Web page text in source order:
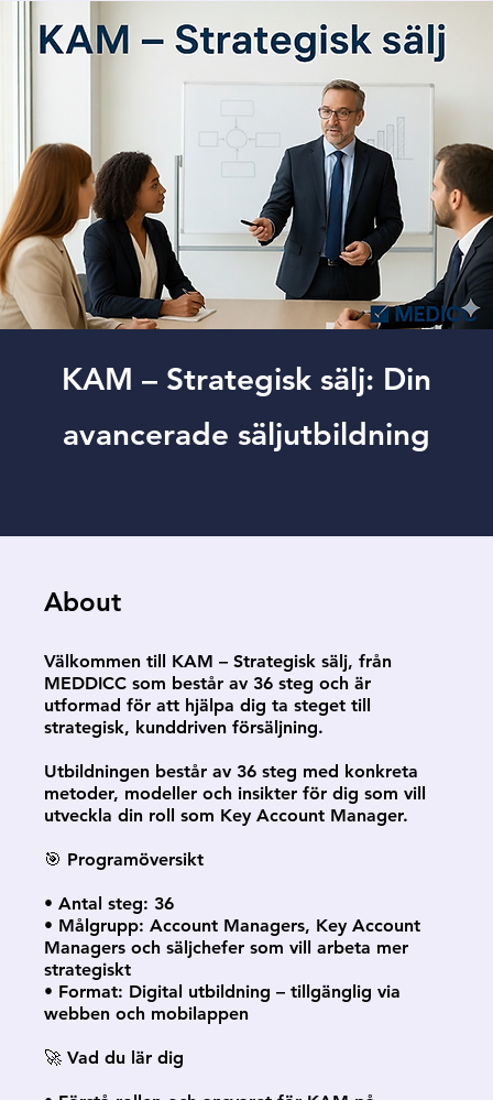
KAM – Strategisk sälj: Din
avancerade säljutbildning
About
Välkommen till KAM – Strategisk sälj, från
MEDDICC som består av 36 steg och är
utformad för att hjälpa dig ta steget till
strategisk, kunddriven försäljning.
Utbildningen består av 36 steg med konkreta
metoder, modeller och insikter för dig som vill
utveckla din roll som Key Account Manager.
🎯 Programöversikt
• Antal steg: 36
• Målgrupp: Account Managers, Key Account
Managers och säljchefer som vill arbeta mer
strategiskt
• Format: Digital utbildning – tillgänglig via
webben och mobilappen
🚀 Vad du lär dig